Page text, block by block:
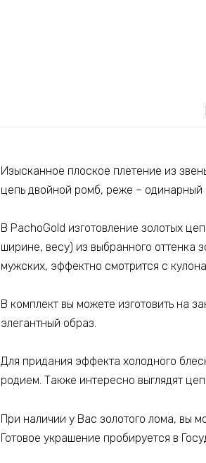
Изысканное плоское плетение из
цепь двойной ромб, реже – одинарный
В PachoGold изготовление золотых
ширине, весу) из выбранного оттенка
мужских, эффектно смотрится с
В комплект вы можете изготовить на
элегантный образ.
Для придания эффекта холодного
родием. Также интересно выглядят
При наличии у Вас золотого лома, вы
Готовое украшение пробируется в